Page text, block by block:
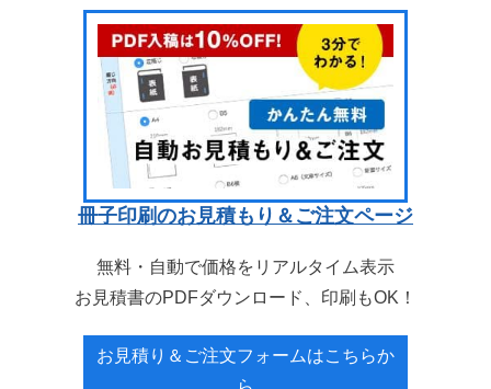
冊子印刷のお見積もり＆ご注文ページ
無料・自動で価格をリアルタイム表示
お見積書のPDFダウンロード、印刷もOK！
お見積り＆ご注文フォームはこちらか